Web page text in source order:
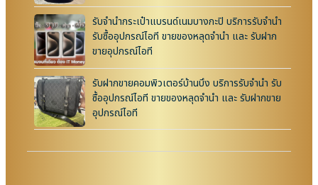
รับจำนำกระเป๋าแบรนด์เนมบางกะปิ บริการรับจำนำ
รับซื้ออุปกรณ์ไอที ขายของหลุดจำนำ และ รับฝาก
ขายอุปกรณ์ไอที
รับฝากขายคอมพิวเตอร์บ้านบึง บริการรับจำนำ รับ
ซื้ออุปกรณ์ไอที ขายของหลุดจำนำ และ รับฝากขาย
อุปกรณ์ไอที